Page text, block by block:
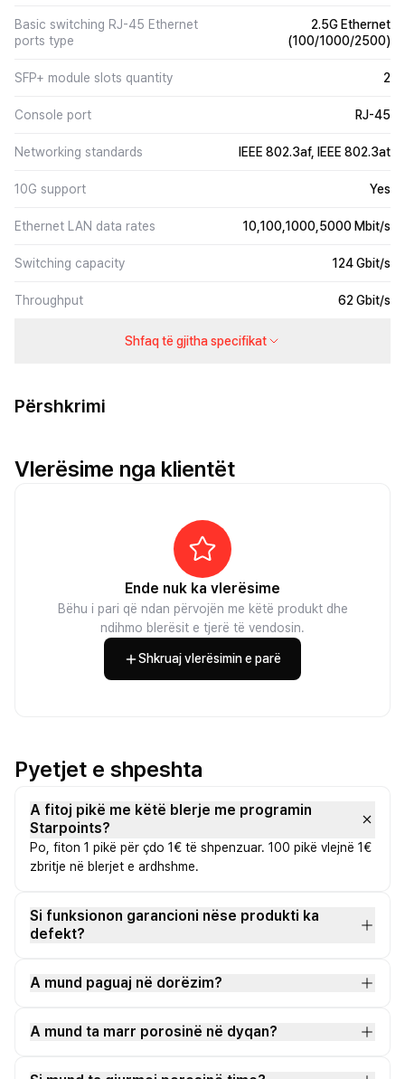
Basic switching RJ-45 Ethernet
ports type
2.5G Ethernet
(100/1000/2500)
SFP+ module slots quantity 2
Console port RJ-45
Networking standards IEEE 802.3af, IEEE 802.3at
10G support Yes
Ethernet LAN data rates 10,100,1000,5000 Mbit/s
Switching capacity 124 Gbit/s
Throughput 62 Gbit/s
Shfaq të gjitha specifikat
Përshkrimi
Vlerësime nga klientët
Ende nuk ka vlerësime
Bëhu i pari që ndan përvojën me këtë produkt dhe
ndihmo blerësit e tjerë të vendosin.
Shkruaj vlerësimin e parë
Pyetjet e shpeshta
A fitoj pikë me këtë blerje me programin
Starpoints?
Po, fiton 1 pikë për çdo 1€ të shpenzuar. 100 pikë vlejnë 1€
zbritje në blerjet e ardhshme.
Si funksionon garancioni nëse produkti ka
defekt?
A mund paguaj në dorëzim?
A mund ta marr porosinë në dyqan?